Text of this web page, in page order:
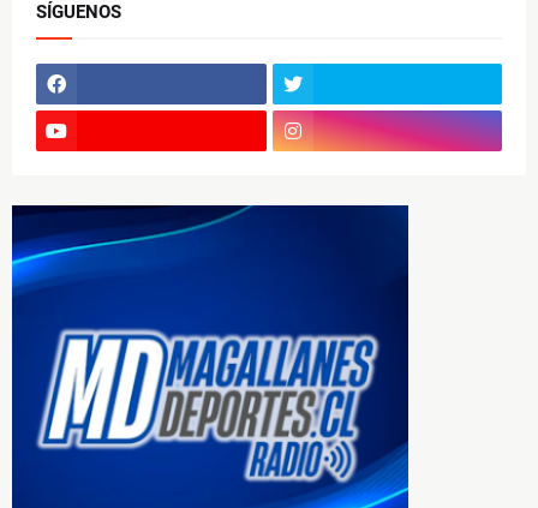
SÍGUENOS